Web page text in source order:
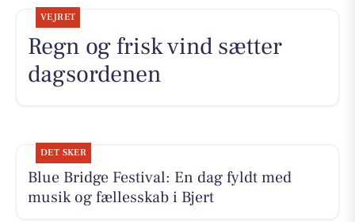
VEJRET
Regn og frisk vind sætter
dagsordenen
DET SKER
Blue Bridge Festival: En dag fyldt med
musik og fællesskab i Bjert